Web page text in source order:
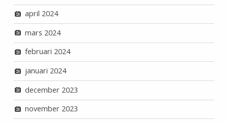
april 2024
mars 2024
februari 2024
januari 2024
december 2023
november 2023